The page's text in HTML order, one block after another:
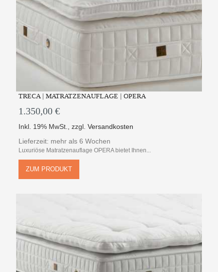
TRECA | MATRATZENAUFLAGE | OPERA
1.350,00 €
Inkl. 19% MwSt. ,zzgl.Versandkosten
Lieferzeit: mehr als 6 Wochen
Luxuriöse Matratzenauflage OPERA bietet Ihnen...
ZUM PRODUKT